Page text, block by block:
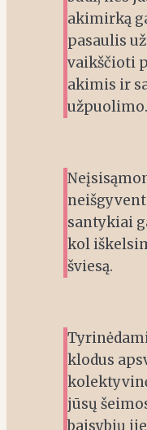
akimirką
pasaulis
vaikščioti
akimis ir
užpuolimo.
santykiai
kol
šviesą.
klodus
jūsų
baisybių